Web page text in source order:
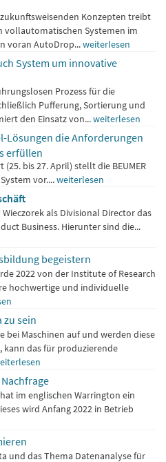
in der voll
Konzepten treibt
vollautomatischen Systemen im
voran AutoDrop...weiterlesen
System um innovative
Prozess für die
Pufferung, Sortierung und
den Einsatz von...weiterlesen
die Anforderungen
erfüllen
bis 27. April) stellt die BEUMER
vor....
als Divisional Director das
Business. Hierunter sind die...
begeistern
2022 von der Institute of Research
hochwertige und individuelle
zu sein
Maschinen auf und werden diese
das für produzierende
im englischen Warrington ein
wird Anfang 2022 in Betrieb